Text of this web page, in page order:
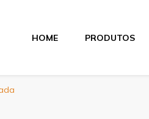
HOME PRODUTOS